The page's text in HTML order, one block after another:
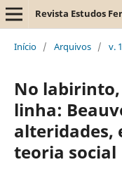
Revista Estudos
Início / Arquivos / v.
No labirinto,
linha:
alteridades,
teoria social